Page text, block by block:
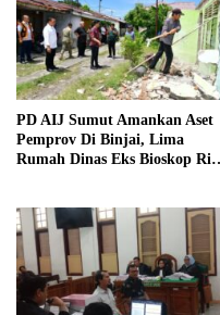
PD AIJ Sumut Amankan Aset
Pemprov Di Binjai, Lima
Rumah Dinas Eks Bioskop Ria